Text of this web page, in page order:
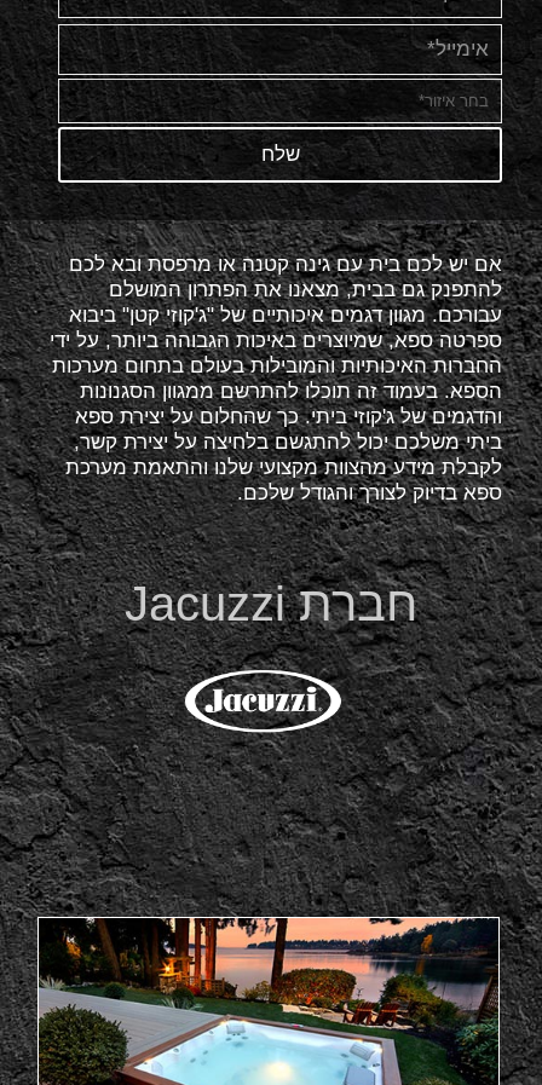
אם יש לכם בית עם גינה קטנה או מרפסת ובא לכם
להתפנק גם בבית, מצאנו את הפתרון המושלם
עבורכם. מגוון דגמים איכותיים של "ג'קוזי קטן" ביבוא
ספרטה ספא, שמיוצרים באיכות הגבוהה ביותר, על ידי
החברות האיכותיות והמובילות בעולם בתחום מערכות
הספא. בעמוד זה תוכלו להתרשם ממגוון הסגנונות
והדגמים של ג'קוזי ביתי. כך שהחלום על יצירת ספא
ביתי משלכם יכול להתגשם בלחיצה על יצירת קשר,
לקבלת מידע מהצוות מקצועי שלנו והתאמת מערכת
ספא בדיוק לצורך והגודל שלכם.
חברת Jacuzzi